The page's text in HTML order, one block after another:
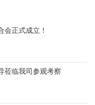
会正式成立！
莅临我司参观考察